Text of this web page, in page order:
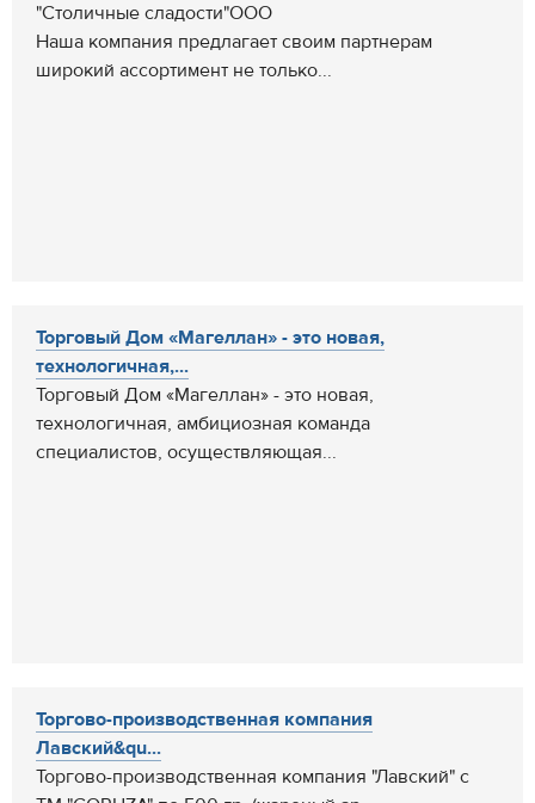
"Столичные сладости"ООО
Наша компания предлагает своим партнерам
широкий ассортимент не только...
Торговый Дом «Магеллан» - это новая,
технологичная,...
Торговый Дом «Магеллан» - это новая,
технологичная, амбициозная команда
специалистов, осуществляющая...
Торгово-производственная компания
Лавский&qu...
Торгово-производственная компания "Лавский" с